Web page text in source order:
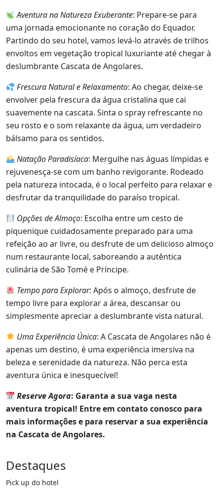
Aventura na Natureza Exuberante: Prepare-se para
uma jornada emocionante no coração do Equador.
Partindo do seu hotel, vamos levá-lo através de trilhos
envoltos em vegetação tropical luxuriante até chegar à
deslumbrante Cascata de Angolares.
Frescura Natural e Relaxamento: Ao chegar, deixe-se
envolver pela frescura da água cristalina que cai
suavemente na cascata. Sinta o spray refrescante no
seu rosto e o som relaxante da água, um verdadeiro
bálsamo para os sentidos.
Natação Paradisíaca: Mergulhe nas águas límpidas e
rejuvenesça-se com um banho revigorante. Rodeado
pela natureza intocada, é o local perfeito para relaxar e
desfrutar da tranquilidade do paraíso tropical.
Opções de Almoço: Escolha entre um cesto de
piquenique cuidadosamente preparado para uma
refeição ao ar livre, ou desfrute de um delicioso almoço
num restaurante local, saboreando a autêntica
culinária de São Tomé e Príncipe.
Tempo para Explorar: Após o almoço, desfrute de
tempo livre para explorar a área, descansar ou
simplesmente apreciar a deslumbrante vista natural.
Uma Experiência Única: A Cascata de Angolares não é
apenas um destino, é uma experiência imersiva na
beleza e serenidade da natureza. Não perca esta
aventura única e inesquecível!
Reserve Agora: Garanta a sua vaga nesta
aventura tropical! Entre em contato conosco para
mais informações e para reservar a sua experiência
na Cascata de Angolares.
Destaques
Pick up do hotel